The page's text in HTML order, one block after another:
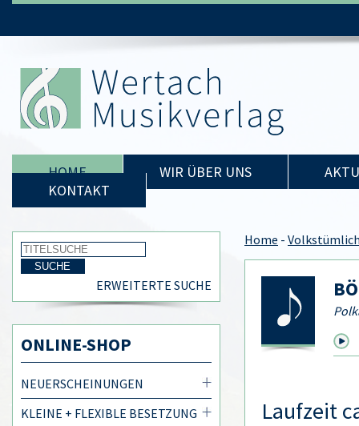
HOME WIR ÜBER UNS
KONTAKT
ERWEITERTE SUCHE
ONLINE-SHOP
NEUERSCHEINUNGEN
KLEINE + FLEXIBLE BESETZUNG
Home -
Laufzeit